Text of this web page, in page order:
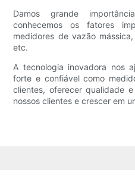
Damos grande
conhecemos os fatores
medidores de vazão
etc.
A tecnologia inovadora nos
forte e confiável como
clientes, oferecer qualidade
nossos clientes e crescer em